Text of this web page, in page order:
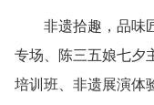
非遗拾趣，品味匠
专场、陈三五娘七夕
培训班、非遗展演体